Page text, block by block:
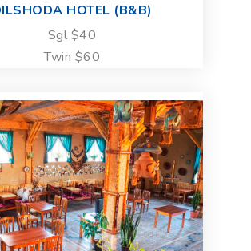
HOTEL (B&B)
Sgl $40
Twin $60